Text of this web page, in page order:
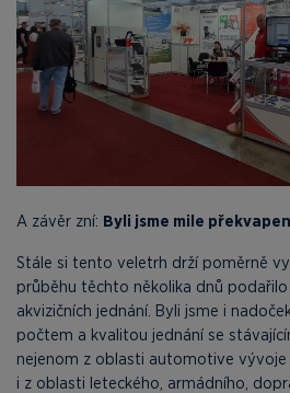
A závěr zní: Byli jsme mile
Stále si tento veletrh drží poměrně
průběhu těchto několika dnů
akvizičních jednání. Byli jsme i
počtem a kvalitou jednání se
nejenom z oblasti automotive vývoje
i z oblasti leteckého, armádního,